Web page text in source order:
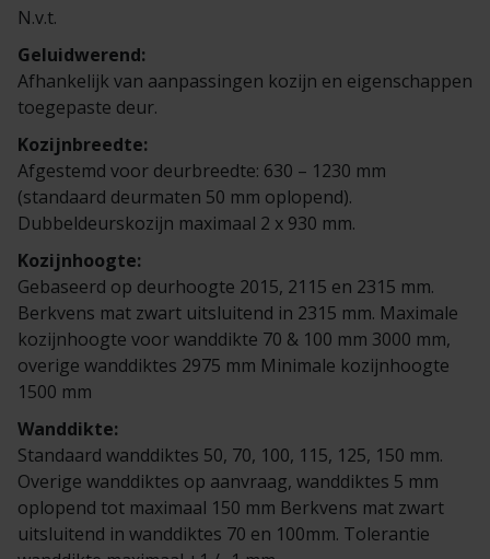
Hang- & sluitwerk
Diensten
Technische documentatie
Veelgestelde vragen
Utiliteitsgebouw
Prefab woning
Projectontwikkelaar
Handelspartner
Geluidwerend
Rookwerend
Duurzaamheid
Brochures
Technische documentatie
Veelgestelde vragen
Inspiratie
Verkooppunten
Veelgestelde vragen
Duurzaamheid
GND Garantiedeuren
Werken bij Berkvens
N.v.t.
Geluidwerend:
Afhankelijk van aanpassingen kozijn en eigenschappen
toegepaste deur.
Kozijnbreedte:
Afgestemd voor deurbreedte: 630 – 1230 mm
(standaard deurmaten 50 mm oplopend).
Dubbeldeurskozijn maximaal 2 x 930 mm.
Kozijnhoogte:
Gebaseerd op deurhoogte 2015, 2115 en 2315 mm.
Berkvens mat zwart uitsluitend in 2315 mm. Maximale
kozijnhoogte voor wanddikte 70 & 100 mm 3000 mm,
overige wanddiktes 2975 mm Minimale kozijnhoogte
1500 mm
Wanddikte:
Standaard wanddiktes 50, 70, 100, 115, 125, 150 mm.
Overige wanddiktes op aanvraag, wanddiktes 5 mm
oplopend tot maximaal 150 mm Berkvens mat zwart
uitsluitend in wanddiktes 70 en 100mm. Tolerantie